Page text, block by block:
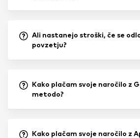
Ali nastanejo stroški, če se
povzetju?
Kako plačam svoje naročilo z
metodo?
Kako plačam svoje naročilo z